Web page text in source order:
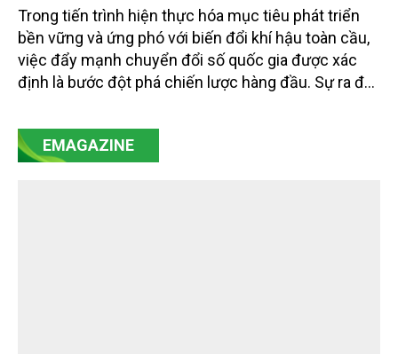
Trong tiến trình hiện thực hóa mục tiêu phát triển
bền vững và ứng phó với biến đổi khí hậu toàn cầu,
việc đẩy mạnh chuyển đổi số quốc gia được xác
định là bước đột phá chiến lược hàng đầu. Sự ra đời
mạnh mẽ, thúc đẩy quá trình cải cách toàn diện,
minh bạch hóa chuỗi cung ứng và nâng cao hiệu
EMAGAZINE